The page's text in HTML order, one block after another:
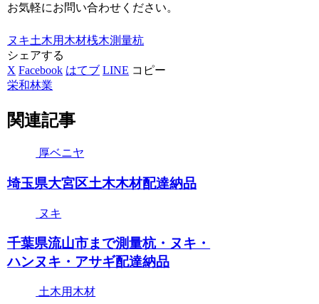
お気軽にお問い合わせください。
ヌキ土木用木材桟木測量杭
シェアする
X Facebook はてブ LINE コピー
栄和林業
関連記事
厚ベニヤ
埼玉県大宮区土木木材配達納品
ヌキ
千葉県流山市まで測量杭・ヌキ・
ハンヌキ・アサギ配達納品
土木用木材